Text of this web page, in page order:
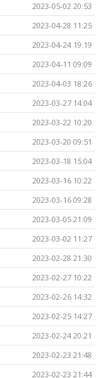
2023-05-02 20:53
2023-04-28 11:25
2023-04-24 19:19
2023-04-11 09:09
2023-04-03 18:26
2023-03-27 14:04
2023-03-22 10:20
2023-03-20 09:51
2023-03-18 15:04
2023-03-16 10:22
2023-03-16 09:28
2023-03-05 21:09
2023-03-02 11:27
2023-02-28 21:30
2023-02-27 10:22
2023-02-26 14:32
2023-02-25 14:27
2023-02-24 20:21
2023-02-23 21:48
2023-02-23 21:44